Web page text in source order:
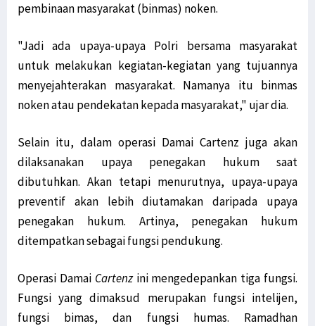
pembinaan masyarakat (binmas) noken.
"Jadi ada upaya-upaya Polri bersama masyarakat
untuk melakukan kegiatan-kegiatan yang tujuannya
menyejahterakan masyarakat. Namanya itu binmas
noken atau pendekatan kepada masyarakat," ujar dia.
Selain itu, dalam operasi Damai Cartenz juga akan
dilaksanakan upaya penegakan hukum saat
dibutuhkan. Akan tetapi menurutnya, upaya-upaya
preventif akan lebih diutamakan daripada upaya
penegakan hukum. Artinya, penegakan hukum
ditempatkan sebagai fungsi pendukung.
Operasi Damai Cartenzini mengedepankan tiga fungsi.
Fungsi yang dimaksud merupakan fungsi intelijen,
fungsi bimas, dan fungsi humas. Ramadhan